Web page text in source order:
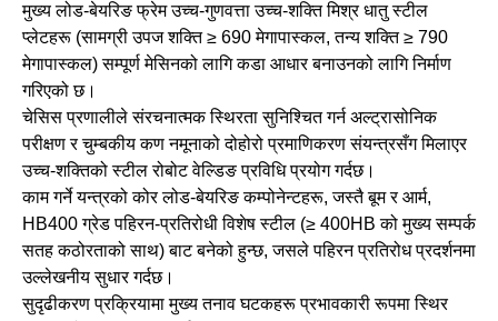
मुख्य लोड-बेयरिङ फ्रेम उच्च-गुणवत्ता उच्च-शक्ति मिश्र धातु स्टील
प्लेटहरू (सामग्री उपज शक्ति ≥ 690 मेगापास्कल, तन्य शक्ति ≥ 790
मेगापास्कल) सम्पूर्ण मेसिनको लागि कडा आधार बनाउनको लागि निर्माण
गरिएको छ।
चेसिस प्रणालीले संरचनात्मक स्थिरता सुनिश्चित गर्न अल्ट्रासोनिक
परीक्षण र चुम्बकीय कण नमूनाको दोहोरो प्रमाणिकरण संयन्त्रसँग मिलाएर
उच्च-शक्तिको स्टील रोबोट वेल्डिङ प्रविधि प्रयोग गर्दछ।
काम गर्ने यन्त्रको कोर लोड-बेयरिङ कम्पोनेन्टहरू, जस्तै बूम र आर्म,
HB400 ग्रेड पहिरन-प्रतिरोधी विशेष स्टील (≥ 400HB को मुख्य सम्पर्क
सतह कठोरताको साथ) बाट बनेको हुन्छ, जसले पहिरन प्रतिरोध प्रदर्शनमा
उल्लेखनीय सुधार गर्दछ।
सुदृढीकरण प्रक्रियामा मुख्य तनाव घटकहरू प्रभावकारी रूपमा स्थिर